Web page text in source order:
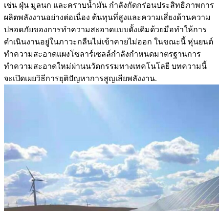
เช่น ฝุ่น มูลนก และคราบน้ำมัน กำลังกัดกร่อนประสิทธิภาพการ
ผลิตพลังงานอย่างต่อเนื่อง ต้นทุนที่สูงและความเสี่ยงด้านความ
ปลอดภัยของการทำความสะอาดแบบดั้งเดิมด้วยมือทำให้การ
ดำเนินงานอยู่ในภาวะกลืนไม่เข้าคายไม่ออก ในขณะนี้ หุ่นยนต์
ทำความสะอาดแผงโซลาร์เซลล์กำลังกำหนดมาตรฐานการ
ทำความสะอาดใหม่ผ่านนวัตกรรมทางเทคโนโลยี บทความนี้
จะเปิดเผยวิธีการยุติปัญหาการสูญเสียพลังงาน.